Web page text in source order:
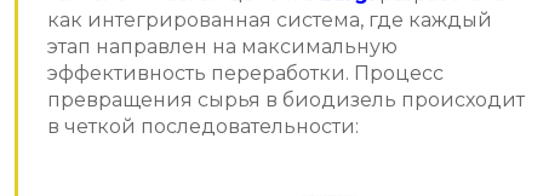
как интегрированная система, где каждый
этап направлен на максимальную
эффективность переработки. Процесс
превращения сырья в биодизель происходит
в четкой последовательности: